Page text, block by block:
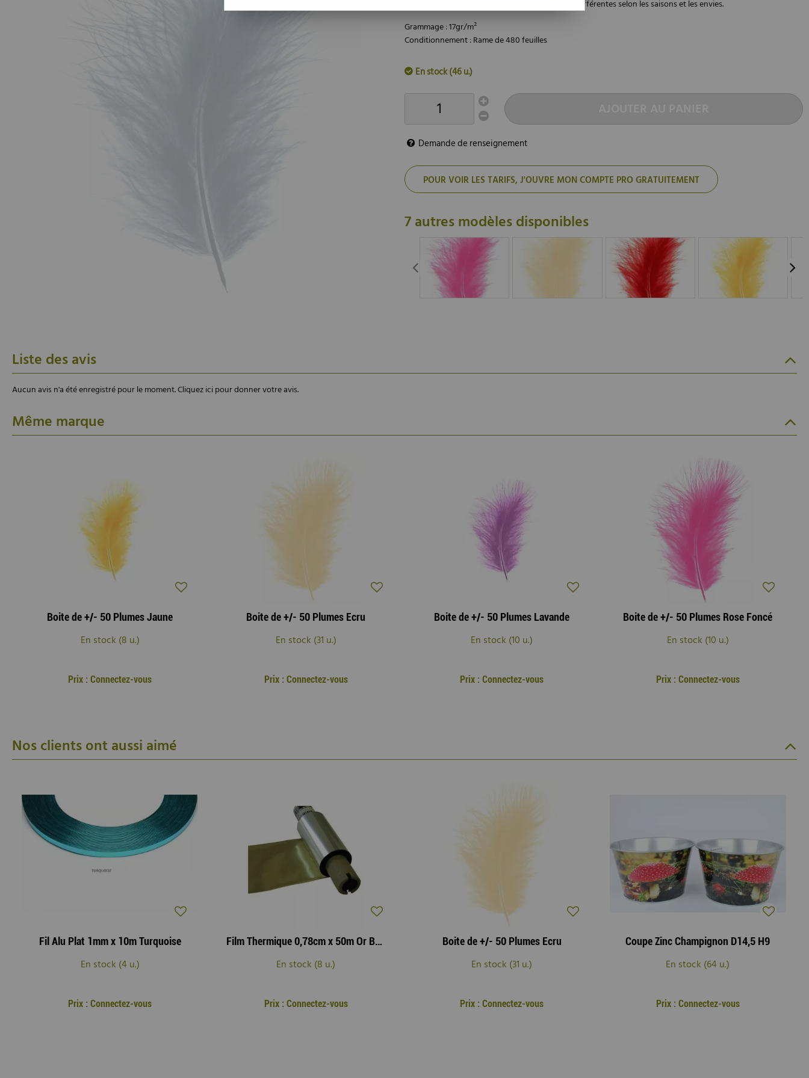
couleurs est disponible pour créer des tonalités différentes selon les saisons et les envies.
Grammage : 17gr/m²
Conditionnement : Rame de 480 feuilles
En stock (46 u.)
Demande de renseignement
POUR VOIR LES TARIFS, J'OUVRE MON COMPTE PRO GRATUITEMENT
7 autres modèles disponibles
Liste des avis
Aucun avis n'a été enregistré pour le moment.Cliquez ici pour donner votre avis.
Même marque
Boite de +/- 50 Plumes Jaune
En stock (8 u.)
Prix : Connectez-vous
Boite de +/- 50 Plumes Ecru
En stock (31 u.)
Prix : Connectez-vous
Boite de +/- 50 Plumes Lavande
En stock (10 u.)
Prix : Connectez-vous
Boite de +/- 50 Plumes Rose Foncé
En stock (10 u.)
Prix : Connectez-vous
Nos clients ont aussi aimé
Fil Alu Plat 1mm x 10m Turquoise
En stock (4 u.)
Prix : Connectez-vous
Film Thermique 0,78cm x 50m Or Brillant
En stock (8 u.)
Prix : Connectez-vous
Boite de +/- 50 Plumes Ecru
En stock (31 u.)
Prix : Connectez-vous
Coupe Zinc Champignon D14,5 H9
En stock (64 u.)
Prix : Connectez-vous